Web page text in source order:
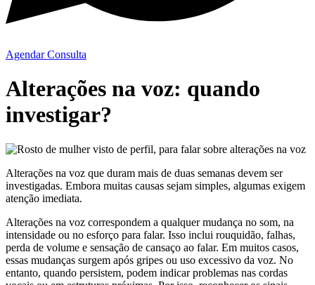
Agendar Consulta
Alterações na voz: quando
investigar?
Alterações na voz que duram mais de duas semanas devem ser
investigadas. Embora muitas causas sejam simples, algumas exigem
atenção imediata.
Alterações na voz correspondem a qualquer mudança no som, na
intensidade ou no esforço para falar. Isso inclui rouquidão, falhas,
perda de volume e sensação de cansaço ao falar. Em muitos casos,
essas mudanças surgem após gripes ou uso excessivo da voz. No
entanto, quando persistem, podem indicar problemas nas cordas